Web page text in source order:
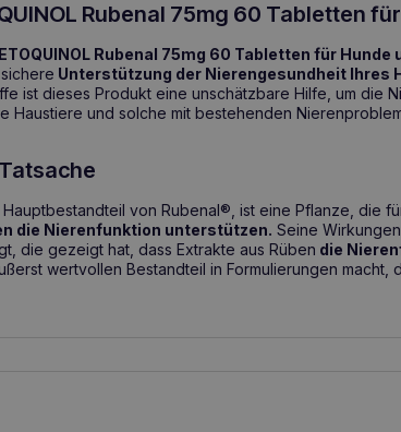
Rubenal 75mg 60 Tabletten
Rubenal 75mg 60 Tabletten für Hunde
Unterstützung der Nierengesundheit Ihres
ist dieses Produkt eine unschätzbare Hilfe, um die
Haustiere und solche mit bestehenden
von Rubenal®, ist eine Pflanze, die
die Nierenfunktion unterstützen. Seine
die gezeigt hat, dass Extrakte aus Rüben die
wertvollen Bestandteil in Formulierungen